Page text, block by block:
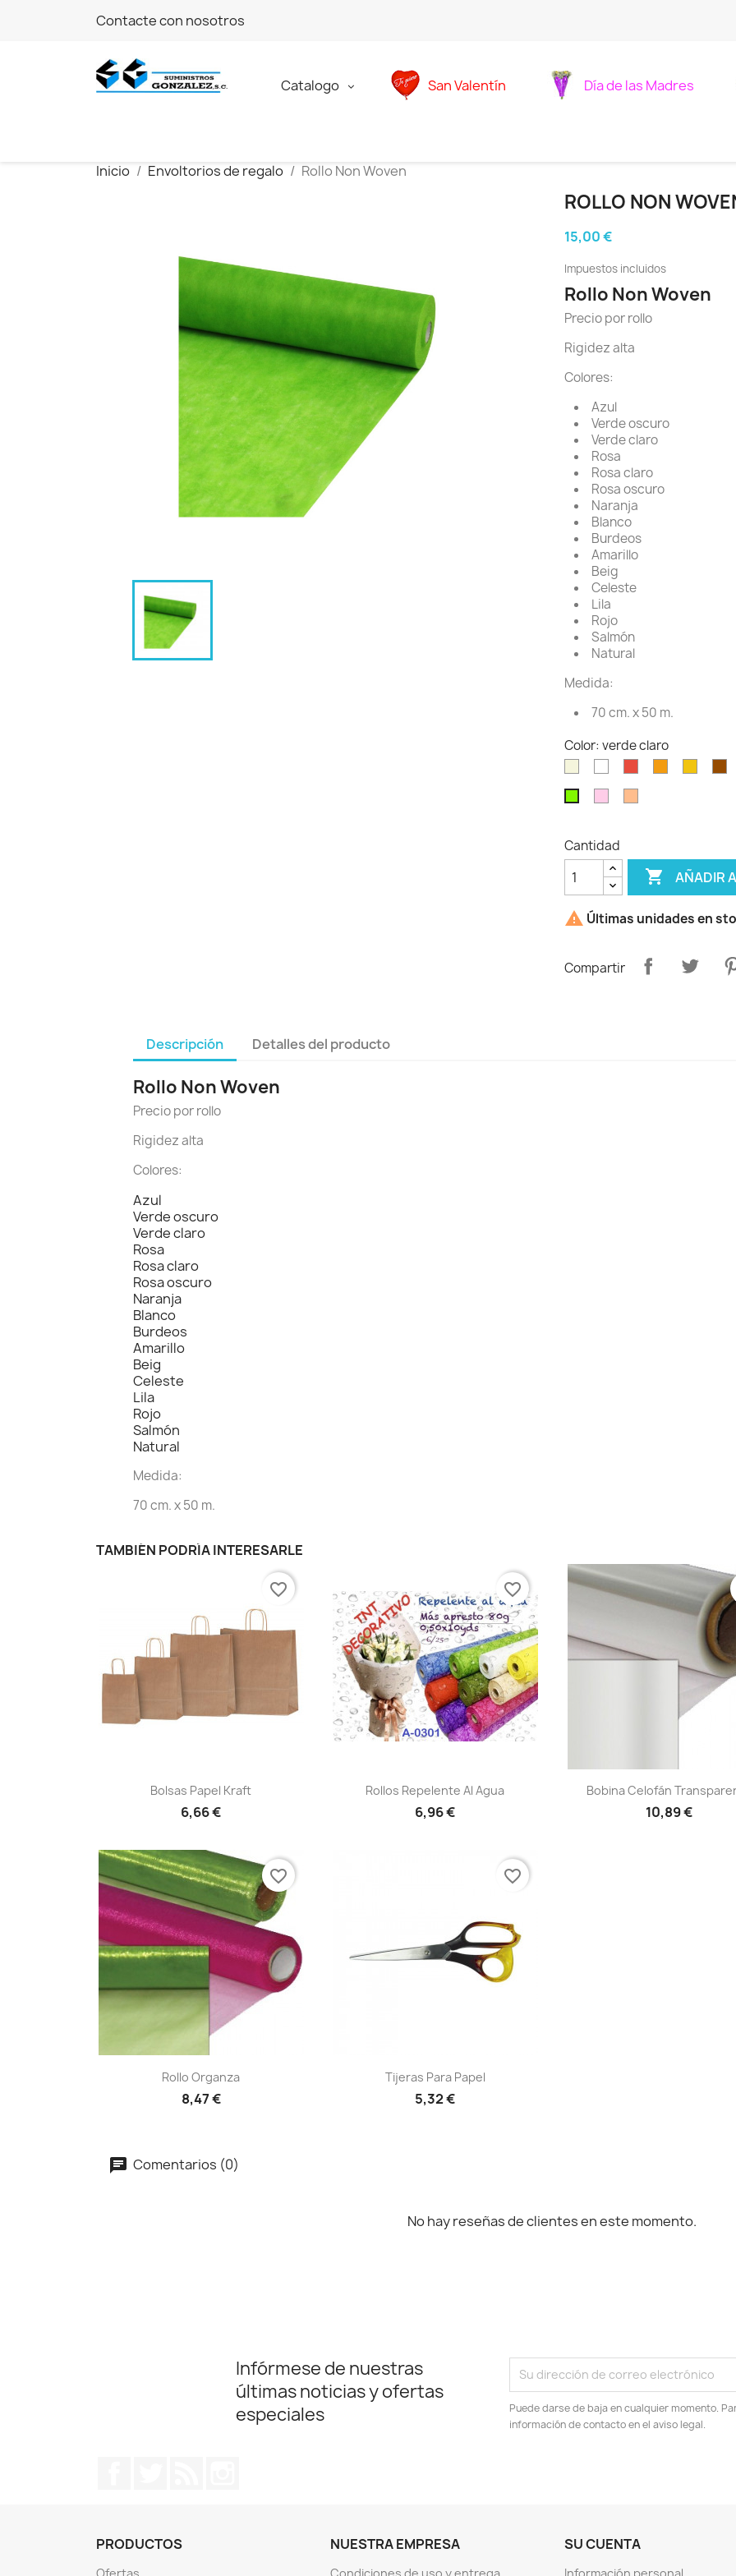
Contacte con nosotros
Catalogo San Valentín Día de las Madres
Inicio Envoltorios de regalo Rollo Non Woven
ROLLO NON
15,00 €
Impuestos incluidos
Rollo Non Woven
Precio por rollo
Rigidez alta
Colores:
Azul
Verde oscuro
Verde claro
Rosa
Rosa claro
Rosa oscuro
Naranja
Blanco
Burdeos
Amarillo
Beig
Celeste
Lila
Rojo
Salmón
Natural
Medida:
70 cm. x 50 m.
Color: verde claro
Cantidad
 AÑADIR
 Últimas unidades en
Compartir
Descripción Detalles del producto
Rollo Non Woven
Precio por rollo
Rigidez alta
Colores:
Azul
Verde oscuro
Verde claro
Rosa
Rosa claro
Rosa oscuro
Naranja
Blanco
Burdeos
Amarillo
Beig
Celeste
Lila
Rojo
Salmón
Natural
Medida:
70 cm. x 50 m.
TAMBIÉN PODRÍA INTERESARLE
Vista rápida
Bolsas Papel Kraft
6,66 €
favorite_border
Vista rápida
Rollos Repelente Al Agua
6,96 €
favorite_border
Vista rápida
Bobina Celofán
10,89 €
Vista rápida
Rollo Organza
8,47 €
favorite_border
Vista rápida
Tijeras Para Papel
5,32 €
favorite_border
Comentarios (0)
No hay reseñas de clientes en este momento.
Infórmese de nuestras
últimas noticias y ofertas
especiales
Puede darse de baja en cualquier momento.
información de contacto en el aviso legal.
PRODUCTOS NUESTRA EMPRESA SU CUENTA